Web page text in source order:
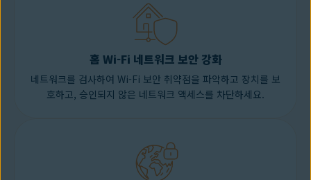
홈 Wi-Fi 네트워크 보안 강화
네트워크를 검사하여 Wi-Fi 보안 취약점을 파악하고 장치를 보
호하고, 승인되지 않은 네트워크 액세스를 차단하세요.